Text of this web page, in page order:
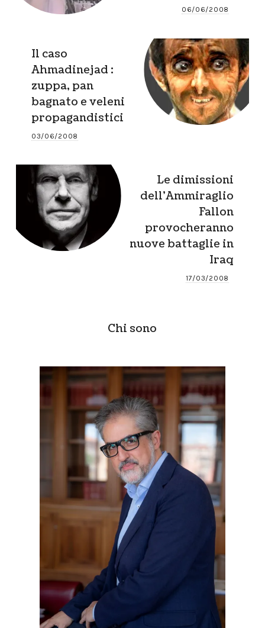
06/06/2008
Il caso
Ahmadinejad :
zuppa, pan
bagnato e veleni
propagandistici
03/06/2008
Le dimissioni
dell’Ammiraglio
Fallon
provocheranno
nuove battaglie in
Iraq
17/03/2008
Chi sono